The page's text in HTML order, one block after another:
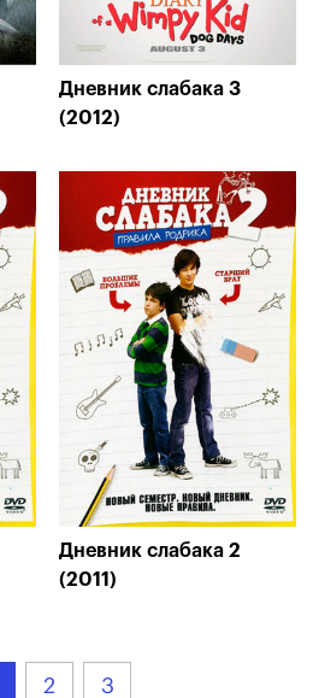
Дневник слабака 3
(2012)
Дневник слабака 2
(2011)
2 3